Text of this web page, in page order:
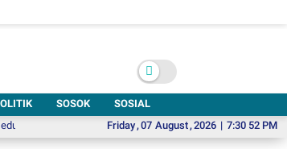
SOSOK
SOSIAL
Friday,07 August,2026 | 7:30 53 PM
di Solo Sangat Mendesak Pikolo 6, Ajak Wisatawan